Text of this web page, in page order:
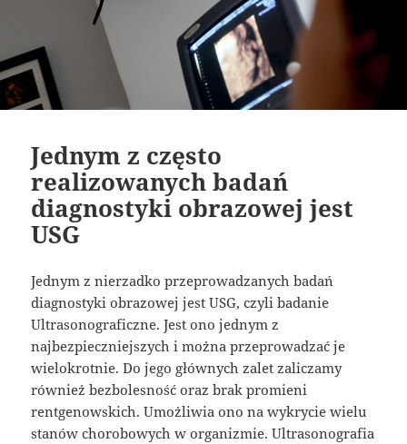
Jednym z często
realizowanych badań
diagnostyki obrazowej jest
USG
Jednym z nierzadko przeprowadzanych badań
diagnostyki obrazowej jest USG, czyli badanie
Ultrasonograficzne. Jest ono jednym z
najbezpieczniejszych i można przeprowadzać je
wielokrotnie. Do jego głównych zalet zaliczamy
również bezbolesność oraz brak promieni
rentgenowskich. Umożliwia ono na wykrycie wielu
stanów chorobowych w organizmie. Ultrasonografia